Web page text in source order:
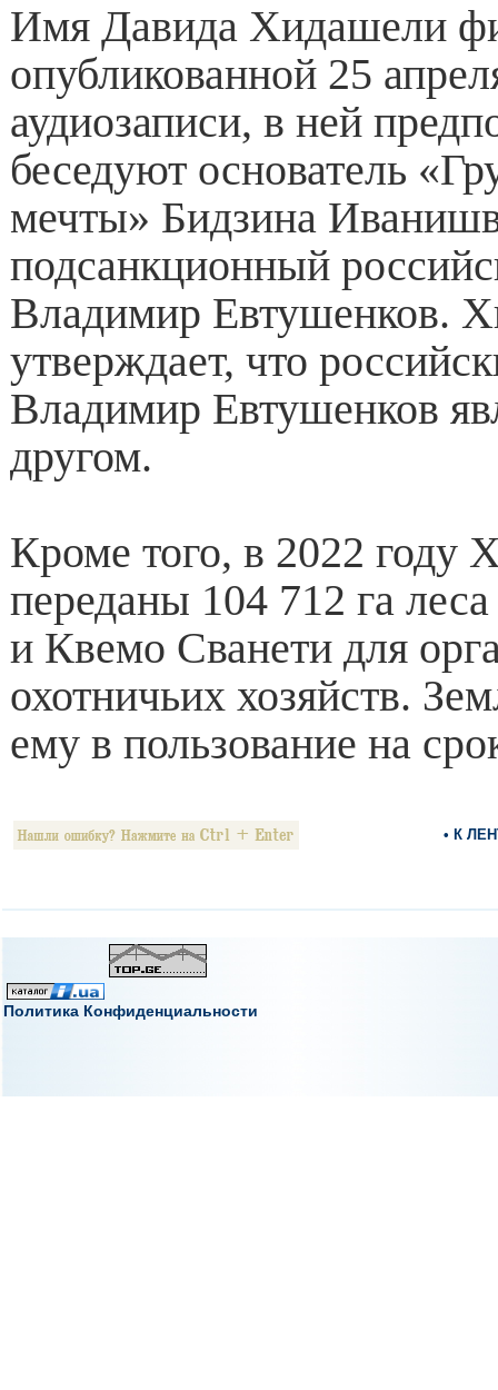
Имя Давида Хидашели
опубликованной 25
аудиозаписи, в ней
беседуют основатель
мечты» Бидзина
подсанкционный
Владимир Евтушенков.
утверждает, что
Владимир Евтушенков
другом.
Кроме того, в 2022 году
переданы 104 712 га
и Квемо Сванети для
охотничьих хозяйств.
ему в пользование на
• К
Политика Конфиденциальности